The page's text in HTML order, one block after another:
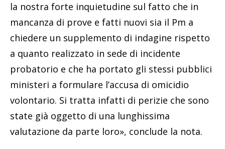
la nostra forte inquietudine sul fatto che in
mancanza di prove e fatti nuovi sia il Pm a
chiedere un supplemento di indagine rispetto
a quanto realizzato in sede di incidente
probatorio e che ha portato gli stessi pubblici
ministeri a formulare l’accusa di omicidio
volontario. Si tratta infatti di perizie che sono
state già oggetto di una lunghissima
valutazione da parte loro», conclude la nota.